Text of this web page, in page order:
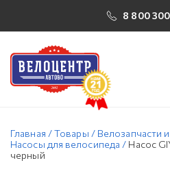
8 800
Главная /Товары / Велозапчасти
Насосы для велосипеда / Насос
черный